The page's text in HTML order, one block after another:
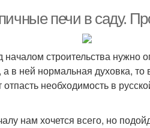
печи в саду.
началом строительства нужно
а в ней нормальная духовка,
отпасть необходимость в
нам хочется всего, но